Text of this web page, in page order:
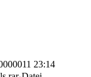
23:14